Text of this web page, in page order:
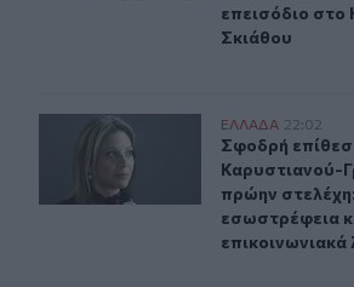
επεισόδιο στο
Σκιάθου
Σφοδρή επίθεση κατάΕΛΛAΔΑ 22:02
Σφοδρή
Σφοδρή
Καρυστιανού-
πρώην
εσωστρέφεια
επικοινωνιακά